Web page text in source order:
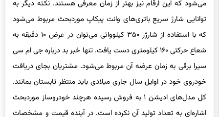
می‌شود که این ارقام نیز بهتر از زمان معرفی هستند. نکته دیگر به
توانایی شارژ سریع باتری‌های وانت پیکاپ موردبحث مربوط می‌شود
که با استفاده از شارژر ۳۵۰ کیلوواتی می‌توان در عرض ۱۰ دقیقه به
شعاع حرکتی ۱۶۰ کیلومتری دست یافت. تنها خبر بد درباره جی ام سی
سیرا برقی به زمان عرضه آن مربوط می‌شود. مشتریان بجای دریافت
خودروی خود در اوایل سال جاری میلادی باید منتظر تابستان بمانند.
کل مدل‌های ادیشن ۱ به فروش رسیده هرچند خودروساز موردبحث
اشاره‌ای به تعداد تولید آن نکرده است. در آینده قیمت و مشخصات